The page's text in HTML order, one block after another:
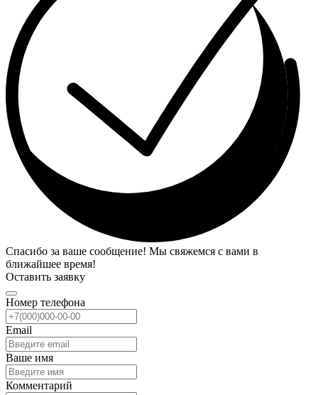
Спасибо за ваше сообщение! Мы свяжемся с вами в
ближайшее время!
Оставить заявку
Номер телефона
Email
Ваше имя
Комментарий